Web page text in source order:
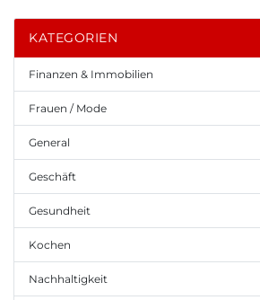
KATEGORIEN
Finanzen & Immobilien
Frauen / Mode
General
Geschäft
Gesundheit
Kochen
Nachhaltigkeit